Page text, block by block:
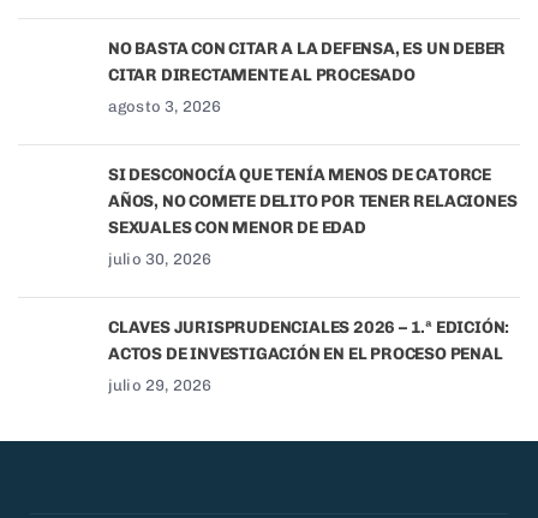
NO BASTA CON CITAR A LA DEFENSA, ES UN DEBER
CITAR DIRECTAMENTE AL PROCESADO
agosto 3, 2026
SI DESCONOCÍA QUE TENÍA MENOS DE CATORCE
AÑOS, NO COMETE DELITO POR TENER RELACIONES
SEXUALES CON MENOR DE EDAD
julio 30, 2026
CLAVES JURISPRUDENCIALES 2026 – 1.ª EDICIÓN:
ACTOS DE INVESTIGACIÓN EN EL PROCESO PENAL
julio 29, 2026